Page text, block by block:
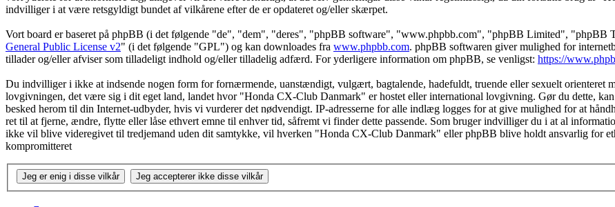
indvilliger i at være retsgyldigt bundet af vilkårene efter de er opdateret og/eller skærpet.
Vort board er baseret på phpBB (i det følgende "de", "dem", "deres", "phpBB software", "www.phpbb.com", "phpBB Limited", "phpBB
General Public License v2" (i det følgende "GPL") og kan downloades fra www.phpbb.com. phpBB softwaren giver mulighed for
tillader og/eller afviser som tilladeligt indhold og/eller tilladelig adfærd. For yderligere information om phpBB, se venligst: https://
Du indvilliger i ikke at indsende nogen form for fornærmende, uanstændigt, vulgært, bagtalende, hadefuldt, truende eller sexuelt orienteret
lovgivningen, det være sig i dit eget land, landet hvor "Honda CX-Club Danmark" er hostet eller international lovgivning. Gør du dette,
besked herom til din Internet-udbyder, hvis vi vurderer det nødvendigt. IP-adresserne for alle indlæg logges for at give mulighed for at
ret til at fjerne, ændre, flytte eller låse ethvert emne til enhver tid, såfremt vi finder dette passende. Som bruger indvilliger du i at al
ikke vil blive videregivet til tredjemand uden dit samtykke, vil hverken "Honda CX-Club Danmark" eller phpBB blive holdt ansvarlig for
kompromitteret